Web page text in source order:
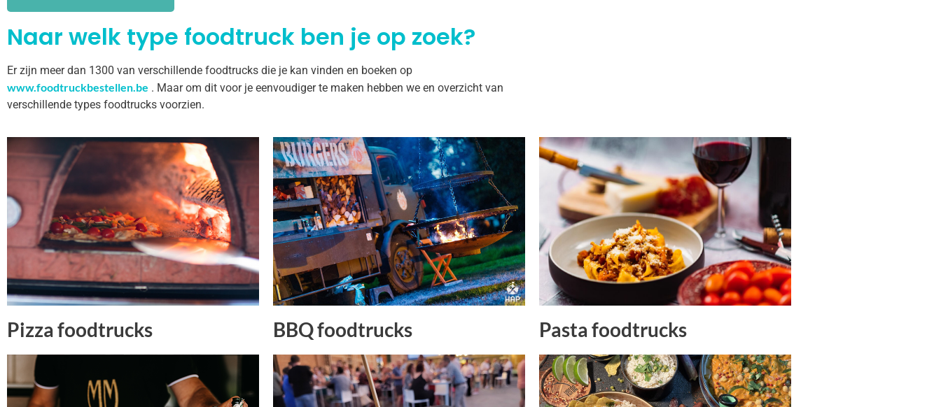
Naar welk type foodtruck ben je op zoek?
Er zijn meer dan 1300 van verschillende foodtrucks die je kan vinden en boeken op
www.foodtruckbestellen.be . Maar om dit voor je eenvoudiger te maken hebben we en overzicht van
verschillende types foodtrucks voorzien.
Pizza foodtrucks BBQ foodtrucks Pasta foodtrucks